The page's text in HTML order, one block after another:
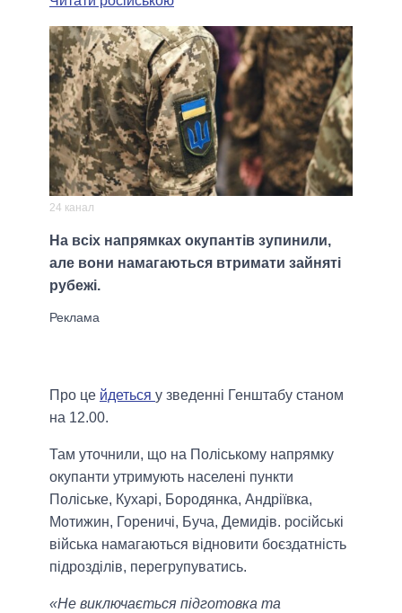
24 канал
На всіх напрямках окупантів зупинили,
але вони намагаються втримати зайняті
рубежі.
Про це йдеться у зведенні Генштабу станом
на 12.00.
Там уточнили, що на Поліському напрямку
окупанти утримують населені пункти
Поліське, Кухарі, Бородянка, Андріївка,
Мотижин, Гореничі, Буча, Демидів. російські
війська намагаються відновити боєздатність
підрозділів, перегрупуватись.
«Не виключається підготовка та